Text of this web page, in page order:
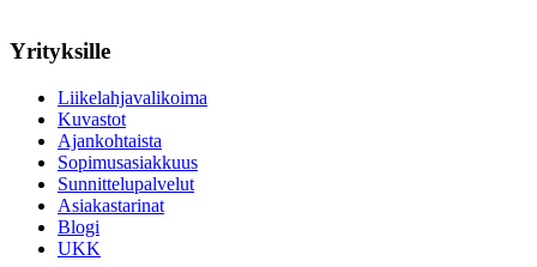
Yrityksille
Liikelahjavalikoima
Kuvastot
Ajankohtaista
Sopimusasiakkuus
Sunnittelupalvelut
Asiakastarinat
Blogi
UKK